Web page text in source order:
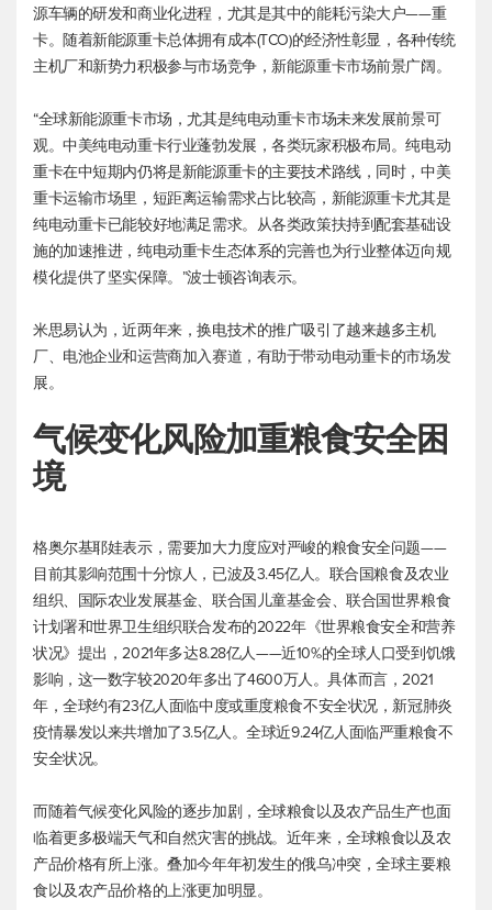
源车辆的研发和商业化进程，尤其是其中的能耗污染大户——重
卡。随着新能源重卡总体拥有成本(TCO)的经济性彰显，各种传统
主机厂和新势力积极参与市场竞争，新能源重卡市场前景广阔。
“全球新能源重卡市场，尤其是纯电动重卡市场未来发展前景可
观。中美纯电动重卡行业蓬勃发展，各类玩家积极布局。纯电动
重卡在中短期内仍将是新能源重卡的主要技术路线，同时，中美
重卡运输市场里，短距离运输需求占比较高，新能源重卡尤其是
纯电动重卡已能较好地满足需求。从各类政策扶持到配套基础设
施的加速推进，纯电动重卡生态体系的完善也为行业整体迈向规
模化提供了坚实保障。”波士顿咨询表示。
米思易认为，近两年来，换电技术的推广吸引了越来越多主机
厂、电池企业和运营商加入赛道，有助于带动电动重卡的市场发
展。
气候变化风险加重粮食安全困
境
格奥尔基耶娃表示，需要加大力度应对严峻的粮食安全问题——
目前其影响范围十分惊人，已波及3.45亿人。联合国粮食及农业
组织、国际农业发展基金、联合国儿童基金会、联合国世界粮食
计划署和世界卫生组织联合发布的2022年《世界粮食安全和营养
状况》提出，2021年多达8.28亿人——近10%的全球人口受到饥饿
影响，这一数字较2020年多出了4600万人。具体而言，2021
年，全球约有23亿人面临中度或重度粮食不安全状况，新冠肺炎
疫情暴发以来共增加了3.5亿人。全球近9.24亿人面临严重粮食不
安全状况。
而随着气候变化风险的逐步加剧，全球粮食以及农产品生产也面
临着更多极端天气和自然灾害的挑战。近年来，全球粮食以及农
产品价格有所上涨。叠加今年年初发生的俄乌冲突，全球主要粮
食以及农产品价格的上涨更加明显。